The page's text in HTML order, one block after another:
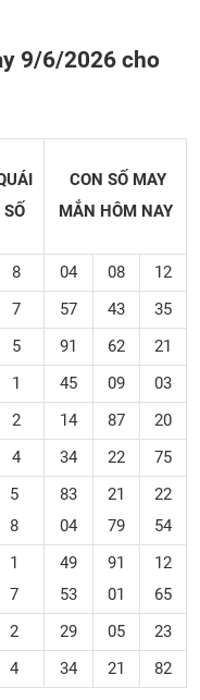
9/6/2026 cho
SỐ
CON SỐ MAY
MẮN HÔM NAY
8 04 08
12
7 57 43 35
5 91 62
21
1 45 09 03
2 14 87
20
4 34 22 75
5
8
83
04
21
79
22
54
1
7
49
53
91
01
12
65
2 29 05
23
4 34 21 82